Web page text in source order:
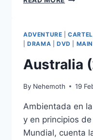
(2009)
ADVENTURE |
|DRAMA DVD MAIN
Australia
By Nehemoth 19
Ambientada en
y en principios
Mundial, cuenta